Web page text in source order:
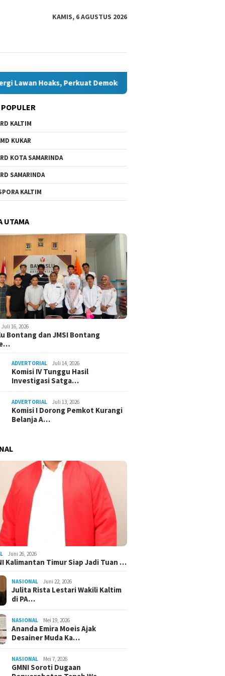
KAMIS, 6 AGUSTUS 2026
Perkuat Demokrasi Jelang Pemilu 2029
KALTIM
KUKAR
KOTA SAMARINDA
SAMARINDA
KALTIM
UTAMA
Juli 16, 2026
Bontang dan JMSI Bontang
ADVERTORIAL Juli 14, 2026
Komisi IV Tunggu Hasil
Investigasi Satga…
ADVERTORIAL Juli 13, 2026
Komisi I Dorong Pemkot Kurangi
Belanja A…
Juni 26, 2026
Kalimantan Timur Siap Jadi Tuan …
NASIONAL Juni 22, 2026
Julita Rista Lestari Wakili Kaltim
di PA…
NASIONAL Mei 19, 2026
Ananda Emira Moeis Ajak
Desainer Muda Ka…
NASIONAL Mei 7, 2026
GMNI Soroti Dugaan